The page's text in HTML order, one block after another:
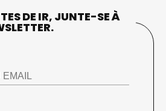
DE IR, JUNTE-SE À